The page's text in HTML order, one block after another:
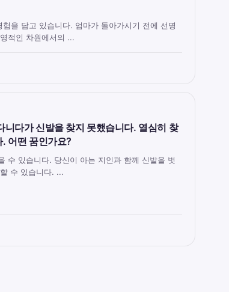
을 담고 있습니다. 엄마가 돌아가시기 전에 선명
적인 차원에서의 ...
니다가 신발을 찾지 못했습니다. 열심히 찾
어떤 꿈인가요?
수 있습니다. 당신이 아는 지인과 함께 신발을 벗
수 있습니다. ...